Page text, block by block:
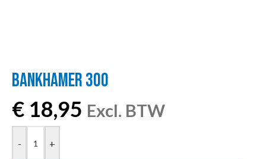
BANKHAMER 300
€ 18,95 Excl. BTW
- +